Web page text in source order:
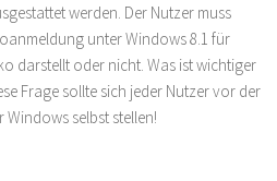
werden. Der Nutzer muss
unter Windows 8.1 für
darstellt oder nicht. Was ist wichtiger
Frage sollte sich jeder Nutzer vor der
selbst stellen!